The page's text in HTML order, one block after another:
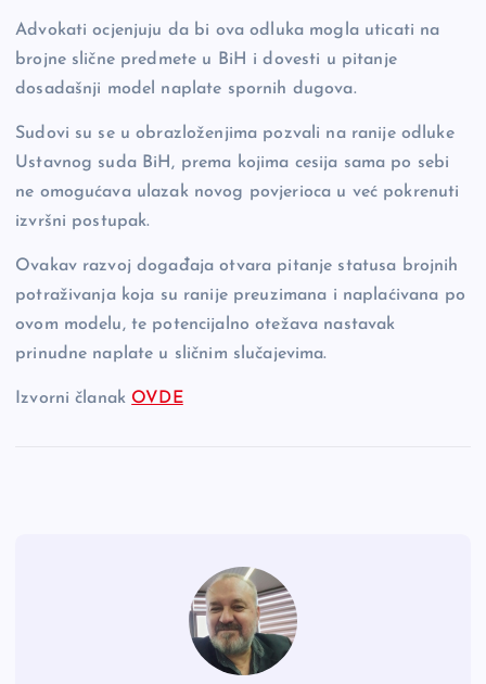
Advokati ocjenjuju da bi ova odluka mogla uticati na
brojne slične predmete u BiH i dovesti u pitanje
dosadašnji model naplate spornih dugova.
Sudovi su se u obrazloženjima pozvali na ranije odluke
Ustavnog suda BiH, prema kojima cesija sama po sebi
ne omogućava ulazak novog povjerioca u već pokrenuti
izvršni postupak.
Ovakav razvoj događaja otvara pitanje statusa brojnih
potraživanja koja su ranije preuzimana i naplaćivana po
ovom modelu, te potencijalno otežava nastavak
prinudne naplate u sličnim slučajevima.
Izvorni članak OVDE